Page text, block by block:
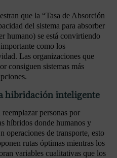
que la “Tasa de Absorción
del sistema para absorber
humano) se está convirtiendo
como los
Las organizaciones que
consiguen sistemas más
hibridación inteligente
personas por
híbridos donde humanos y
operaciones de transporte, esto
rutas óptimas mientras los
variables cualitativas que los